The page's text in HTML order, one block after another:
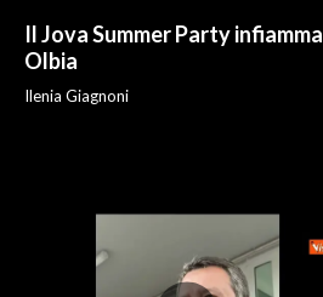
Il Jova Summer Party infiamma
Olbia
Ilenia Giagnoni